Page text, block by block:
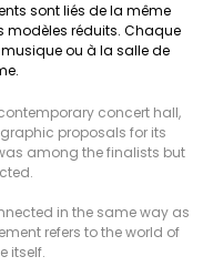
sont liés de la même
modèles réduits. Chaque
ou à la salle de
concert hall,
proposals for its
among the finalists but
in the same way as
refers to the world of
itself.